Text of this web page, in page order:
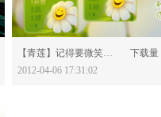
分享：
【青莲】记得要微笑-424745
下载量
2012-04-06 17:31:02